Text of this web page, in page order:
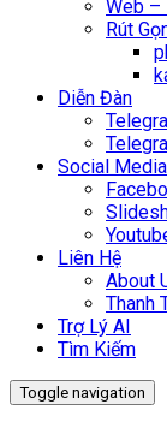
Web –
Rút
Diễn Đàn
Social Media
Liên Hệ
About
Thanh
Trợ Lý AI
Tìm Kiếm
Toggle navigation